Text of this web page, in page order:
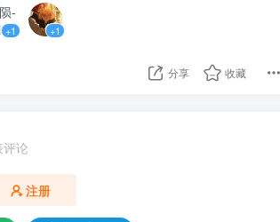
过的任何人都要好看，根本无法形容。
话也结结巴巴的。
可以停止时间吗？”
了他当时还并不成熟的胸膛，骄傲无比。
+1 +1
分享 收藏
论
注册